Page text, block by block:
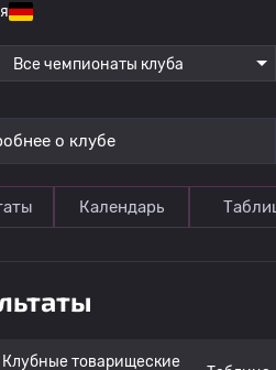
Все чемпионаты клуба
о клубе
Календарь
Клубные товарищеские